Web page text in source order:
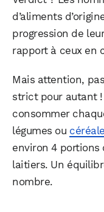
d’aliments
progression de
rapport à ceux en
Mais attention,
strict pour autant
consommer
légumes ou
environ 4
laitiers. Un
nombre.